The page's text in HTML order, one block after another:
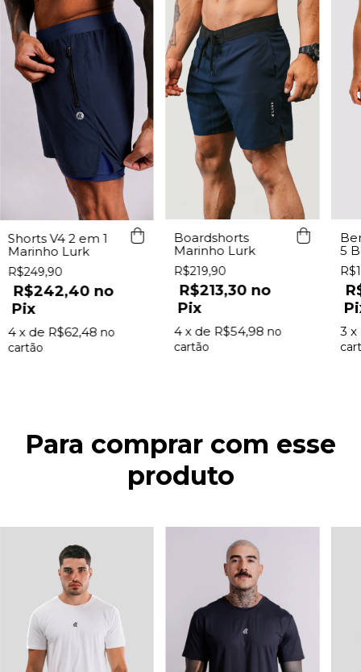
Shorts V4 2 em 1
Marinho Lurk
R$249,90
R$242,40
Pix
4 x de R$62,48
Boardshorts
Marinho Lurk
R$219,90
R$213,30
Pix
4 x de R$54,98
5
3 x
Para comprar com esse
produto